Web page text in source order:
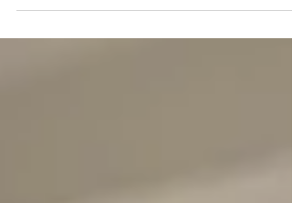
Longnes , située dans les Yvelines (78).